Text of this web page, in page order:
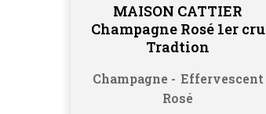
Ajouter au panier
MAISON CATTIER
Champagne Rosé 1er cru
Tradtion
Champagne
Effervescent
Rosé